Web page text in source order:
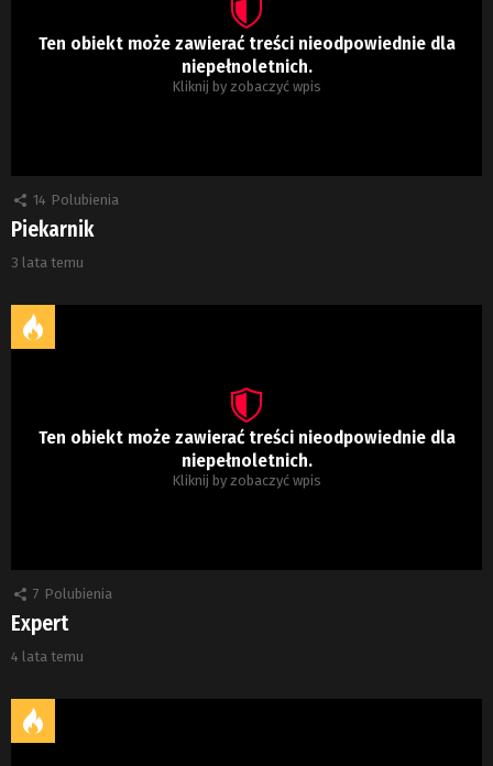
Ten obiekt może zawierać treści nieodpowiednie dla
niepełnoletnich.
Kliknij by zobaczyć wpis
14 Polubienia
Piekarnik
3 lata temu
Ten obiekt może zawierać treści nieodpowiednie dla
niepełnoletnich.
Kliknij by zobaczyć wpis
7 Polubienia
Expert
4 lata temu